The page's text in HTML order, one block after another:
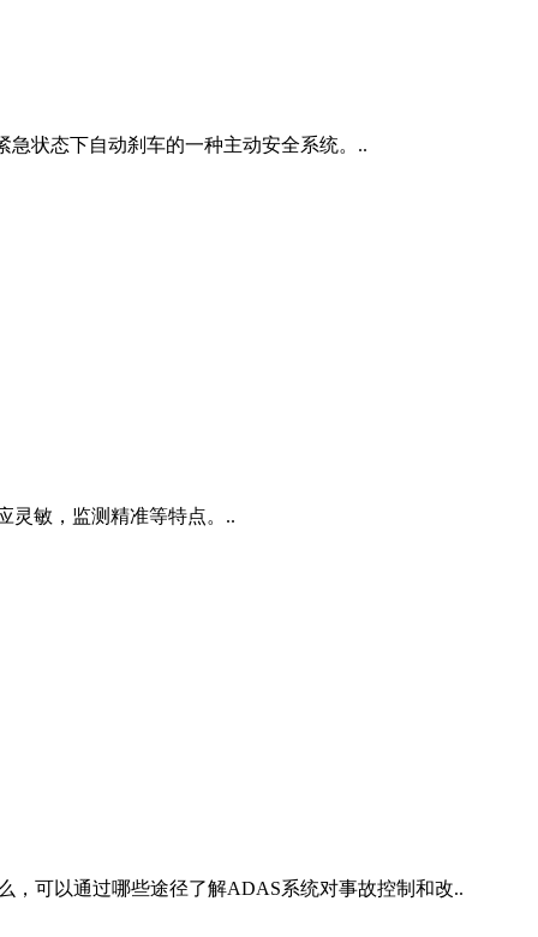
急状态下自动刹车的一种主动安全系统。..
灵敏，监测精准等特点。..
，可以通过哪些途径了解ADAS系统对事故控制和改..